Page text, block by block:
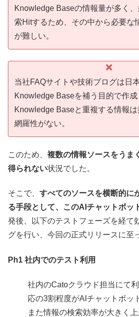
Knowledge Baseの情報量が多く
索Hitするため、その中から必要な
が難しい。
当社FAQサイトや技術ブログは日
Knowledge Baseを補う目的で作成
Knowledge Baseと重複する情報は
網羅性がない。
このため、 複数の情報ソースをうま
得られない状況でした。
そこで、 すべてのソースを横断的に
る手段として、このAIチャットボッ
発後、以下のテストフェーズを経て
グを行い、今回の正式リリースに至
Ph1 社内でのテスト利用
社内のCatoクラウド担当にて
応の3割程度がAIチャットボッ
また情報の検索効率が大きく上